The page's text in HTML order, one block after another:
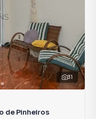
31
de Pinheiros